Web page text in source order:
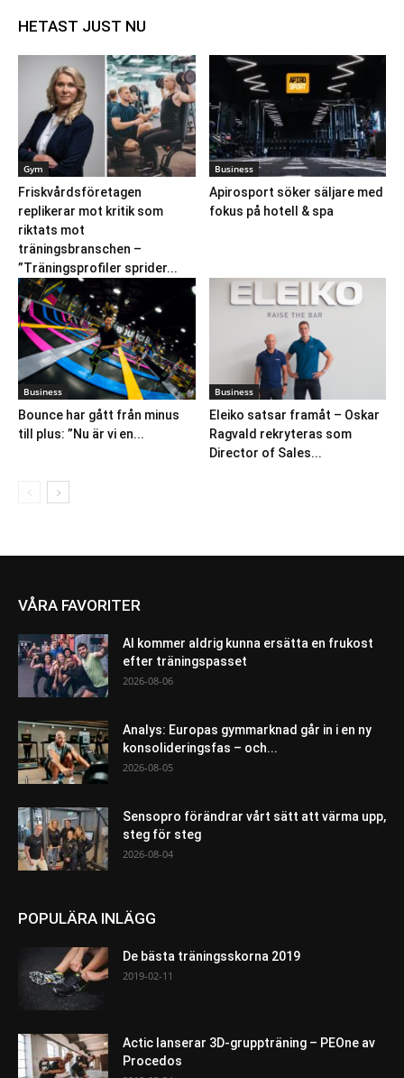
HETAST JUST NU
Gym
Friskvårdsföretagen
replikerar mot kritik som
riktats mot
träningsbranschen –
”Träningsprofiler sprider...
Business
Apirosport söker säljare med
fokus på hotell & spa
Business
Bounce har gått från minus
till plus: ”Nu är vi en...
Business
Eleiko satsar framåt – Oskar
Ragvald rekryteras som
Director of Sales...
VÅRA FAVORITER
AI kommer aldrig kunna ersätta en frukost
efter träningspasset
2026-08-06
Analys: Europas gymmarknad går in i en ny
konsolideringsfas – och...
2026-08-05
Sensopro förändrar vårt sätt att värma upp,
steg för steg
2026-08-04
POPULÄRA INLÄGG
De bästa träningsskorna 2019
2019-02-11
Actic lanserar 3D-gruppträning – PEOne av
Procedos